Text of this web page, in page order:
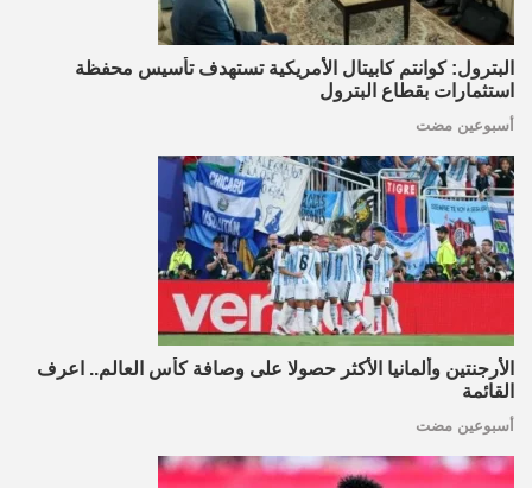
البترول: كوانتم كابيتال الأمريكية تستهدف تأسيس محفظة
استثمارات بقطاع البترول
أسبوعين مضت
الأرجنتين وألمانيا الأكثر حصولا على وصافة كأس العالم.. اعرف
القائمة
أسبوعين مضت